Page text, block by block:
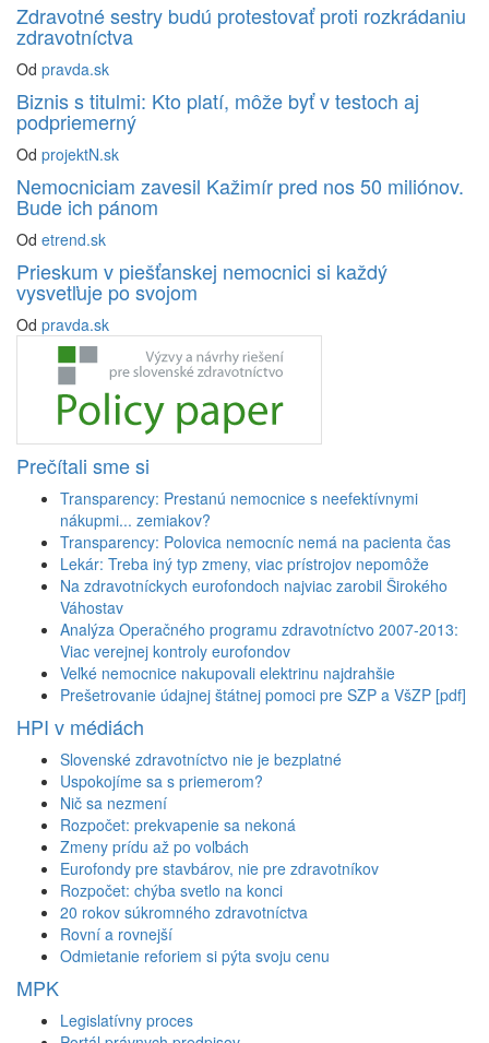
Zdravotné sestry budú protestovať proti rozkrádaniu
zdravotníctva
Od pravda.sk
Biznis s titulmi: Kto platí, môže byť v testoch aj
podpriemerný
Od projektN.sk
Nemocniciam zavesil Kažimír pred nos 50 miliónov.
Bude ich pánom
Od etrend.sk
Prieskum v piešťanskej nemocnici si každý
vysvetľuje po svojom
Od pravda.sk
Prečítali sme si
Transparency: Prestanú nemocnice s neefektívnymi
nákupmi... zemiakov?
Transparency: Polovica nemocníc nemá na pacienta čas
Lekár: Treba iný typ zmeny, viac prístrojov nepomôže
Na zdravotníckych eurofondoch najviac zarobil Širokého
Váhostav
Analýza Operačného programu zdravotníctvo 2007-2013:
Viac verejnej kontroly eurofondov
Veľké nemocnice nakupovali elektrinu najdrahšie
Prešetrovanie údajnej štátnej pomoci pre SZP a VšZP [pdf]
HPI v médiách
Slovenské zdravotníctvo nie je bezplatné
Uspokojíme sa s priemerom?
Nič sa nezmení
Rozpočet: prekvapenie sa nekoná
Zmeny prídu až po voľbách
Eurofondy pre stavbárov, nie pre zdravotníkov
Rozpočet: chýba svetlo na konci
20 rokov súkromného zdravotníctva
Rovní a rovnejší
Odmietanie reforiem si pýta svoju cenu
MPK
Legislatívny proces